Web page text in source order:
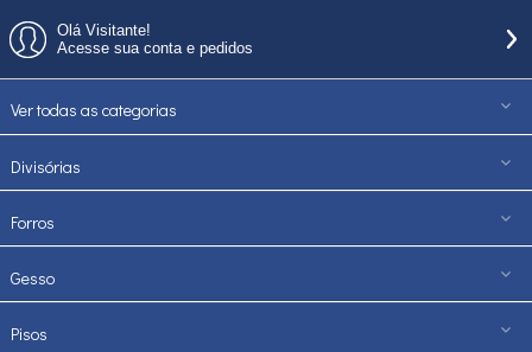
Olá Visitante!
Acesse sua conta e pedidos
Ver todas as categorias
Divisórias
Forros
Gesso
Pisos